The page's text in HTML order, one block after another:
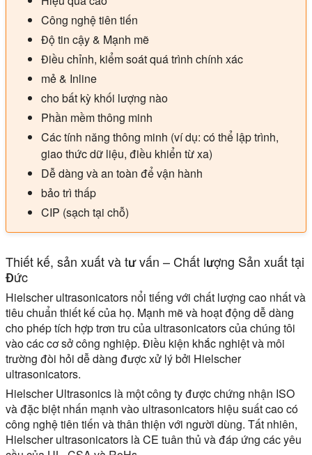
Công nghệ tiên tiến
Độ tin cậy & Mạnh mẽ
Điều chỉnh, kiểm soát quá trình chính xác
mẻ & Inline
cho bất kỳ khối lượng nào
Phần mềm thông minh
Các tính năng thông minh (ví dụ: có thể lập trình,
giao thức dữ liệu, điều khiển từ xa)
Dễ dàng và an toàn để vận hành
bảo trì thấp
CIP (sạch tại chỗ)
Thiết kế, sản xuất và tư vấn – Chất lượng Sản xuất tại
Đức
Hielscher ultrasonicators nổi tiếng với chất lượng cao nhất và
tiêu chuẩn thiết kế của họ. Mạnh mẽ và hoạt động dễ dàng
cho phép tích hợp trơn tru của ultrasonicators của chúng tôi
vào các cơ sở công nghiệp. Điều kiện khắc nghiệt và môi
trường đòi hỏi dễ dàng được xử lý bởi Hielscher
ultrasonicators.
Hielscher Ultrasonics là một công ty được chứng nhận ISO
và đặc biệt nhấn mạnh vào ultrasonicators hiệu suất cao có
công nghệ tiên tiến và thân thiện với người dùng. Tất nhiên,
Hielscher ultrasonicators là CE tuân thủ và đáp ứng các yêu